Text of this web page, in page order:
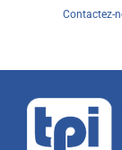
Contactez-